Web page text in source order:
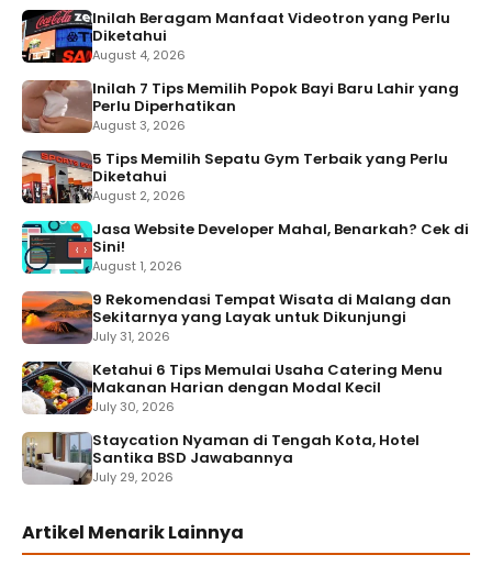
Inilah Beragam Manfaat Videotron yang Perlu
Diketahui
August 4, 2026
Inilah 7 Tips Memilih Popok Bayi Baru Lahir yang
Perlu Diperhatikan
August 3, 2026
5 Tips Memilih Sepatu Gym Terbaik yang Perlu
Diketahui
August 2, 2026
Jasa Website Developer Mahal, Benarkah? Cek di
Sini!
August 1, 2026
9 Rekomendasi Tempat Wisata di Malang dan
Sekitarnya yang Layak untuk Dikunjungi
July 31, 2026
Ketahui 6 Tips Memulai Usaha Catering Menu
Makanan Harian dengan Modal Kecil
July 30, 2026
Staycation Nyaman di Tengah Kota, Hotel
Santika BSD Jawabannya
July 29, 2026
Artikel Menarik Lainnya